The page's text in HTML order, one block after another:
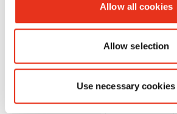
Allow all cookies
Allow selection
Use necessary
HSM
1678001